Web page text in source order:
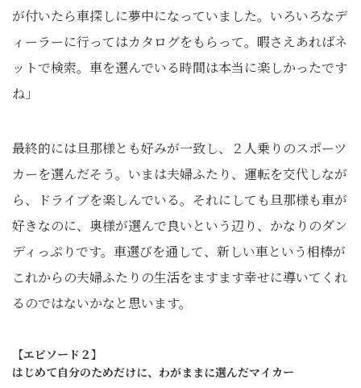
が付いたら車探しに夢中になっていました。いろいろなデ
ィーラーに行ってはカタログをもらって。暇さえあればネ
ットで検索。車を選んでいる時間は本当に楽しかったです
ね」
最終的には旦那様とも好みが一致し、２人乗りのスポーツ
カーを選んだそう。いまは夫婦ふたり、運転を交代しなが
ら、ドライブを楽しんでいる。それにしても旦那様も車が
好きなのに、奥様が選んで良いという辺り、かなりのダン
ディっぷりです。車選びを通して、新しい車という相棒が
これからの夫婦ふたりの生活をますます幸せに導いてくれ
るのではないかなと思います。
【エピソード２】
はじめて自分のためだけに、わがままに選んだマイカー